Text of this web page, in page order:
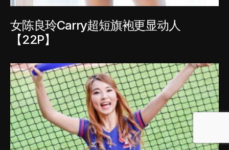
女陈良玲Carry超短旗袍更显动人
【22P】